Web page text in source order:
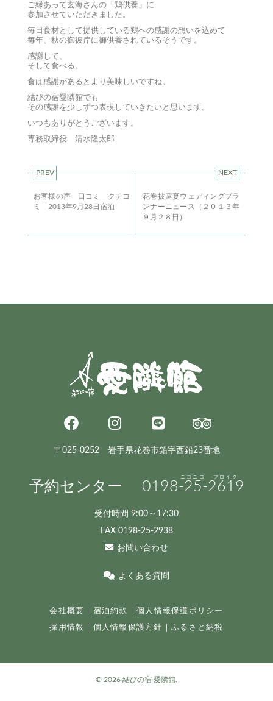
ご縁あって玄海さんの「鶏供養」に
参加させていただきました。
毎日食材として提供している鶏への感謝の想いを込めて
毎年、秋の御彼岸に御供養されているそうです。
感謝して、
そして食べる。
食は感謝があるとより美味しいですね。
結びの宿愛隣館でも
その感謝を少しずつ表現していきたいと思います。
いつもありがとうございます。
専務取締役 清水隆太郎
PREV
お客様の声 口コミ クチコ
ミ 2013年9月28日宿泊
NEXT
花巻披露宴ウェディングプラ
ンナーニュース（２０１３年
９月２８日）
〒025-0252 岩手県花巻市鉛字西鉛23番地
予約センター 0198-25-2619
受付時間 9:00～17:30
FAX 0198-25-2938
お問い合わせ
よくある質問
会社概要 宿泊約款 ｜個人情報保護ポリシー
採用情報 個人情報保護方針 ｜ふるさと納税
© 2026 結びの宿 愛隣館.